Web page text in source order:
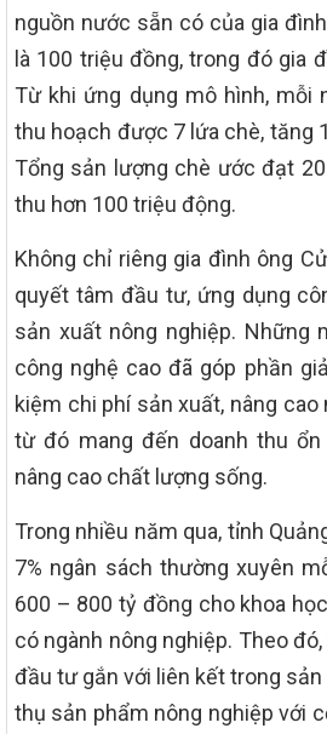
nguồn nước sẵn có của gia
là 100 triệu đồng, trong đó gia
Từ khi ứng dụng mô hình, mỗi
thu hoạch được 7 lứa chè, tăng
Tổng sản lượng chè ước đạt
thu hơn 100 triệu động.
Không chỉ riêng gia đình ông
quyết tâm đầu tư, ứng dụng
sản xuất nông nghiệp. Những
công nghệ cao đã góp phần
kiệm chi phí sản xuất, nâng
từ đó mang đến doanh thu ổn
nâng cao chất lượng sống.
Trong nhiều năm qua, tỉnh
7% ngân sách thường xuyên
600 – 800 tỷ đồng cho khoa
có ngành nông nghiệp. Theo
đầu tư gắn với liên kết trong
thụ sản phẩm nông nghiệp với